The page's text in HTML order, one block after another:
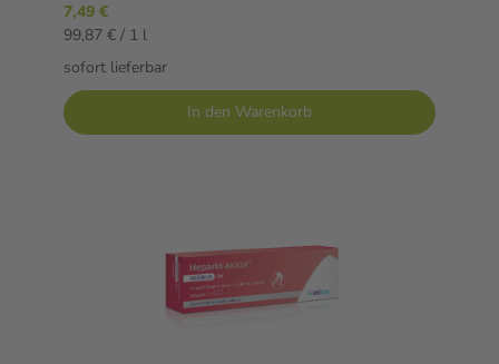
7,49 €
99,87 € / 1 l
sofort lieferbar
In den Warenkorb